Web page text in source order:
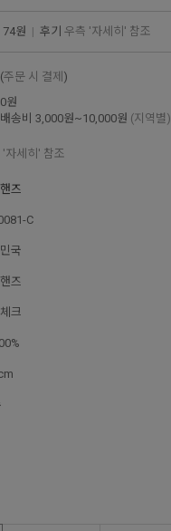
74원 | 후기 우측 '자세히' 참조
주문 시 결제 )
원
송비 3,000원~10,000원 (지역별)
'자세히' 참조
즈
C
국
즈
크